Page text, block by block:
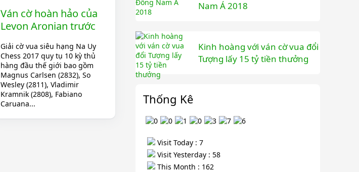
Ván cờ hoàn hảo của
Levon Aronian trước
Carlsen
Giải cờ vua siêu hạng Na Uy
Chess 2017 quy tụ 10 kỳ thủ
hàng đầu thế giới bao gồm
Magnus Carlsen (2832), So
Wesley (2811), Vladimir
Kramnik (2808), Fabiano
Caruana...
Nam Á 2018
Kinh hoàng với ván cờ vua đổi
Tượng lấy 15 tỷ tiền thưởng
Thống Kê
Visit Today : 7
Visit Yesterday : 58
This Month : 162